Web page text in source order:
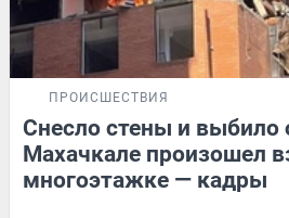
ПРОИСШЕСТВИЯ
Снесло стены и выбило
Махачкале произошел
многоэтажке — кадры